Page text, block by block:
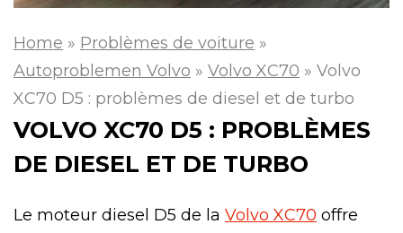
Home » Problèmes de voiture »
Autoproblemen Volvo » Volvo XC70 » Volvo
XC70 D5 : problèmes de diesel et de turbo
VOLVO XC70 D5 : PROBLÈMES
DE DIESEL ET DE TURBO
Le moteur diesel D5 de la Volvo XC70 offre